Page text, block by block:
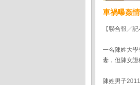
車禍曝姦
【聯合報╱記
一名陳姓大
妻，但陳女證
陳姓男子